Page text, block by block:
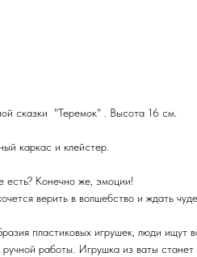
сказки "Теремок" . Высота 16 см.
каркас и клейстер.
есть? Конечно же, эмоции!
верить в волшебство и ждать
пластиковых игрушек, люди ищут
работы. Игрушка из ваты